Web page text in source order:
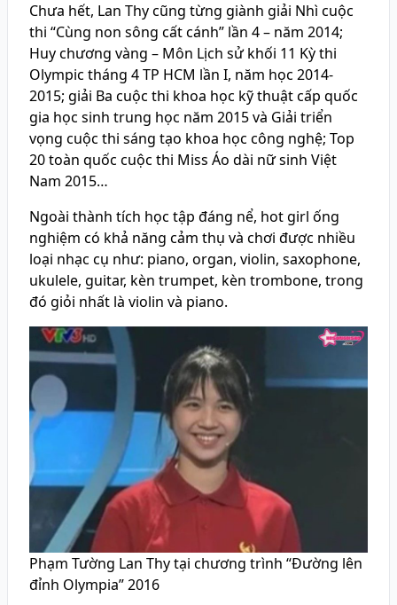
Chưa hết, Lan Thy cũng từng giành giải Nhì cuộc
thi “Cùng non sông cất cánh” lần 4 – năm 2014;
Huy chương vàng – Môn Lịch sử khối 11 Kỳ thi
Olympic tháng 4 TP HCM lần I, năm học 2014-
2015; giải Ba cuộc thi khoa học kỹ thuật cấp quốc
gia học sinh trung học năm 2015 và Giải triển
vọng cuộc thi sáng tạo khoa học công nghệ; Top
20 toàn quốc cuộc thi Miss Áo dài nữ sinh Việt
Nam 2015…
Ngoài thành tích học tập đáng nể, hot girl ống
nghiệm có khả năng cảm thụ và chơi được nhiều
loại nhạc cụ như: piano, organ, violin, saxophone,
ukulele, guitar, kèn trumpet, kèn trombone, trong
đó giỏi nhất là violin và piano.
Phạm Tường Lan Thy tại chương trình “Đường lên
đỉnh Olympia” 2016